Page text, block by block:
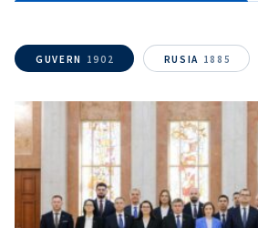
GUVERN 1902 RUSIA 1885
ȘTIREA MEA
Titlu știre
+ Adaugă titlu